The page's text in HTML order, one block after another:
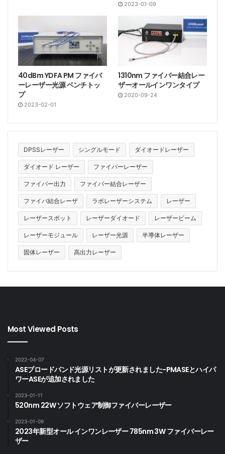
2023-01-09
40dBm YDFA PM ファイバ
ーレーザー光源 ベンチトッ
プ
2023-02-01
1310nm ファイバー結合レー
ザーオールインワンタイプ
2020-09-24
DPSSレーザー シングルモード ダイオードレーザー
ダイオード レーザー ファイバーレーザー
ファイバー出力 ファイバー結合レーザー
ファイバ結合レーザ ラボレーザーシステム レーザー
レーザースポット レーザーダイオード レーザービーム
レーザーモジュール レーザー光源 半導体レーザー
固体レーザー 高出力レーザー
Most Viewed Posts
2022-04-07
ASEブロードバンド光源リストが更新されました-PMASEとハイパ
ワーASEが追加されました
2023-01-11
520nm 22W ソフトウェア制御ファイバーレーザー
2023-01-09
2023年新型オール インワンレーザー 785nm 3W ファイバーレー
ザー